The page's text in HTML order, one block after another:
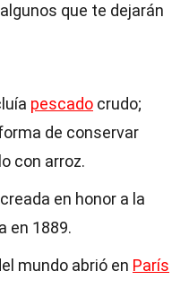
que te dejarán
pescado crudo;
de conservar
con arroz.
en honor a la
en 1889.
mundo abrió en París